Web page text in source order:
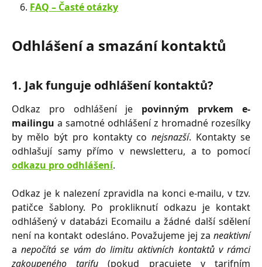
FAQ –⁠⁠⁠⁠⁠ Časté otázky
Odhlášení a smazání kontaktů
1. Jak funguje odhlášení kontaktů?
Odkaz pro odhlášení je povinným prvkem e-
mailingu a samotné odhlášení z hromadné rozesílky
by mělo být pro kontakty conejsnazší. Kontakty se
odhlašují samy přímo v newsletteru, a to pomocí
odkazu pro odhlášení.
​Odkaz je k nalezení zpravidla na konci e-mailu, v tzv.
patičce šablony. Po prokliknutí odkazu je kontakt
odhlášený v databázi Ecomailu a žádné další sdělení
není na kontakt odesláno. Považujeme jej za neaktivní
anepočítá se vám do limitu aktivních kontaktů v rámci
zakoupeného tarifu (pokud pracujete v tarifním